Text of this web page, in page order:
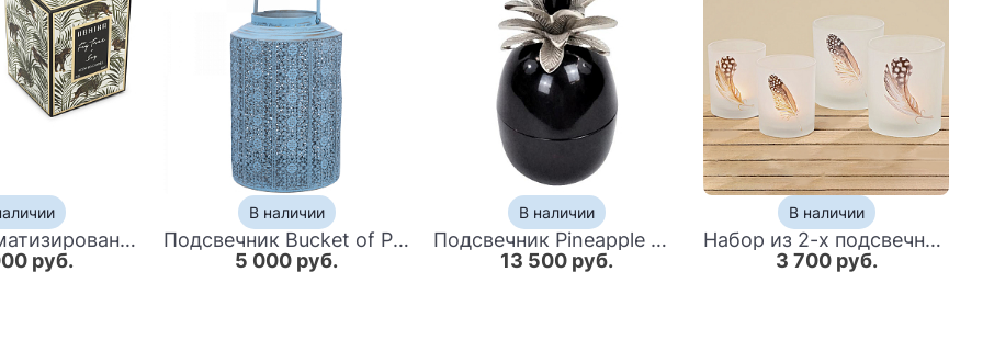
Свеча ароматизированная в стакане CANDLE ABHIKA DOUBLE LEO
руб.
В наличии
Подсвечник Bucket of Provence III
5 000 руб.
В наличии
Подсвечник Pineapple Candlestick
13 500 руб.
В наличии
Набор из 2-х подсвечников Feather Candlestick
3 700 руб.